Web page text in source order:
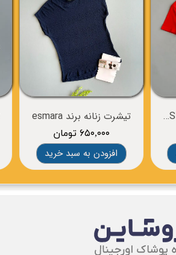
تیشرت زنانه برند esmara
۶۵۰,۰۰۰ تومان
افزودن به سبد خرید
تیشرت زنانه برند ICH BIN EIN STAR